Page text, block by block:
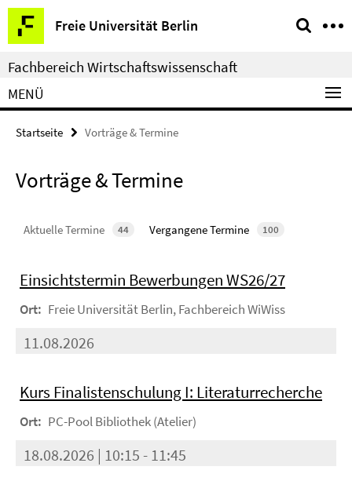
Springe
direkt
zu
Inhalt
Freie Universität Berlin
Service-
Navigation
Fachbereich Wirtschaftswissenschaft
MENÜ
Startseite Vorträge & Termine
Vorträge & Termine
44
Aktuelle Termine 100
Vergangene Termine
Einsichtstermin Bewerbungen WS26/27
Ort: Freie Universität Berlin, Fachbereich WiWiss
11.08.2026
Kurs Finalistenschulung I: Literaturrecherche
Ort: PC-Pool Bibliothek (Atelier)
18.08.2026 | 10:15 - 11:45